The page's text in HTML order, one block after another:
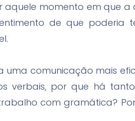
aquele momento em que a
de que poderia
comunicação mais
verbais, por que há
com gramática?